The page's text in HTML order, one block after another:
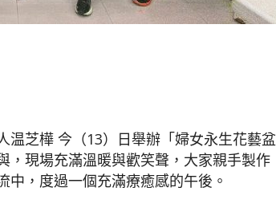
温芝樺 今（13）日舉辦「婦女永生花藝盆
，現場充滿溫暖與歡笑聲，大家親手製作
，度過一個充滿療癒感的午後。